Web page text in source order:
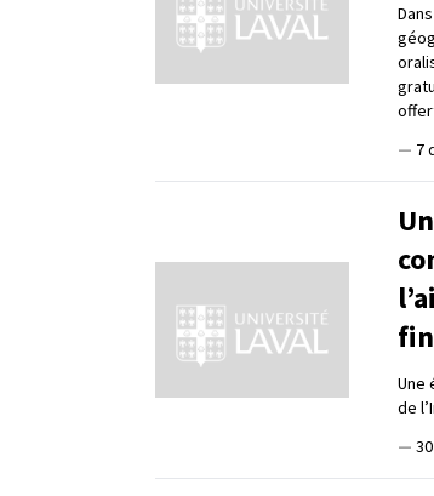
— 7
Une
de
—